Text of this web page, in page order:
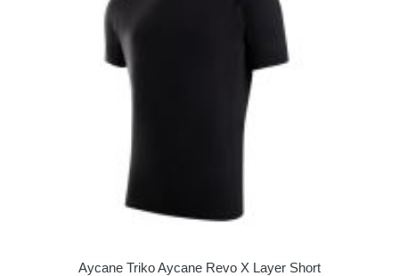
Aycane Triko Aycane Revo X Layer Short